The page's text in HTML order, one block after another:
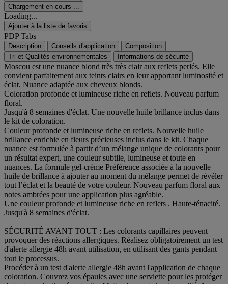
Chargement en cours ...
Loading...
Ajouter à la liste de favoris
PDP Tabs
Description Conseils d'application
Composition
Tri et Qualités environnementales
Informations de sécurité
Moscou est une nuance blond très très clair aux reflets perlés. Elle
convient parfaitement aux teints clairs en leur apportant luminosité et
éclat. Nuance adaptée aux cheveux blonds.
Coloration profonde et lumineuse riche en reflets. Nouveau parfum
floral.
Jusqu'à 8 semaines d'éclat. Une nouvelle huile brillance inclus dans
le kit de coloration.
Couleur profonde et lumineuse riche en reflets. Nouvelle huile
brillance enrichie en fleurs précieuses inclus dans le kit. Chaque
nuance est formulée à partir d’un mélange unique de colorants pour
un résultat expert, une couleur subtile, lumineuse et toute en
nuances. La formule gel-crème Préférence associée à la nouvelle
huile de brillance à ajouter au moment du mélange permet de révéler
tout l’éclat et la beauté de votre couleur. Nouveau parfum floral aux
notes ambrées pour une application plus agréable.
Une couleur profonde et lumineuse riche en reflets . Haute-ténacité.
Jusqu'à 8 semaines d'éclat.
SÉCURITÉ AVANT TOUT : Les colorants capillaires peuvent
provoquer des réactions allergiques. Réalisez obligatoirement un test
d'alerte allergie 48h avant utilisation, en utilisant des gants pendant
tout le processus.
Procéder à un test d'alerte allergie 48h avant l'application de chaque
coloration. Couvrez vos épaules avec une serviette pour les protéger